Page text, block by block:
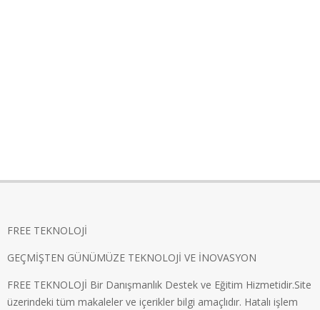
FREE TEKNOLOJİ
GEÇMİŞTEN GÜNÜMÜZE TEKNOLOJİ VE İNOVASYON
FREE TEKNOLOJİ Bir Danışmanlık Destek ve Eğitim Hizmetidir.Site
üzerindeki tüm makaleler ve içerikler bilgi amaçlıdır. Hatalı işlem